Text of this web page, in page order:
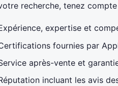
recherche, tenez
expertise et
fournies par
après-vente et
incluant les avis